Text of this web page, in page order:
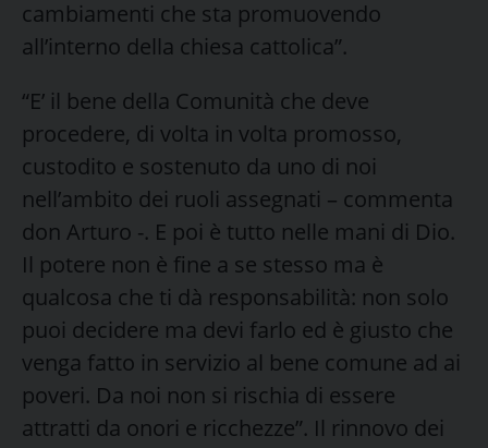
cambiamenti che sta promuovendo
all’interno della chiesa cattolica”.
“E’ il bene della Comunità che deve
procedere, di volta in volta promosso,
custodito e sostenuto da uno di noi
nell’ambito dei ruoli assegnati – commenta
don Arturo -. E poi è tutto nelle mani di Dio.
Il potere non è fine a se stesso ma è
qualcosa che ti dà responsabilità: non solo
puoi decidere ma devi farlo ed è giusto che
venga fatto in servizio al bene comune ad ai
poveri. Da noi non si rischia di essere
attratti da onori e ricchezze”. Il rinnovo dei